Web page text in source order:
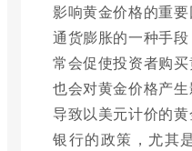
影响黄金价格的重
通货膨胀的一种手
常会促使投资者购
也会对黄金价格产
导致以美元计价的黄
银行的政策，尤其